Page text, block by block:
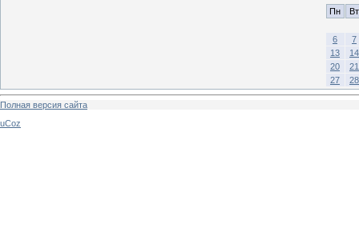
Пн Вт
6
7
13
14
20
21
27
28
Полная версия сайта
uCoz